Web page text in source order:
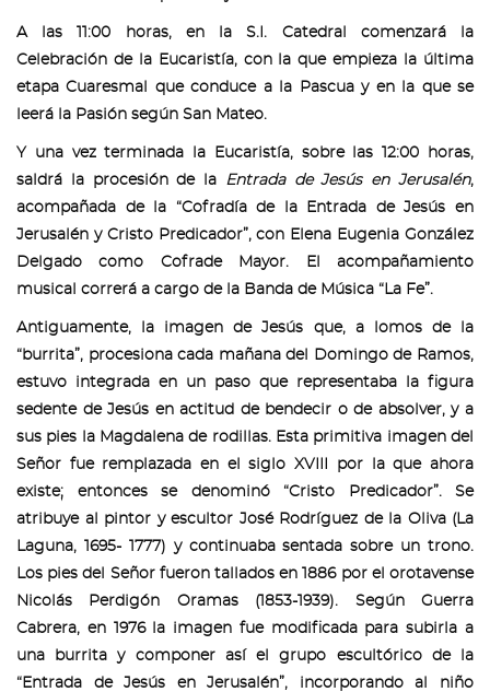
A las 11:00 horas, en la S.I. Catedral comenzará la
Celebración de la Eucaristía, con la que empieza la última
etapa Cuaresmal que conduce a la Pascua y en la que se
leerá la Pasión según San Mateo.
Y una vez terminada la Eucaristía, sobre las 12:00 horas,
saldrá la procesión de la Entrada de Jesús en Jerusalén,
acompañada de la “Cofradía de la Entrada de Jesús en
Jerusalén y Cristo Predicador”, con Elena Eugenia González
Delgado como Cofrade Mayor. El acompañamiento
musical correrá a cargo de la Banda de Música “La Fe”.
Antiguamente, la imagen de Jesús que, a lomos de la
“burrita”, procesiona cada mañana del Domingo de Ramos,
estuvo integrada en un paso que representaba la figura
sedente de Jesús en actitud de bendecir o de absolver, y a
sus pies la Magdalena de rodillas. Esta primitiva imagen del
Señor fue remplazada en el siglo XVIII por la que ahora
existe; entonces se denominó “Cristo Predicador”. Se
atribuye al pintor y escultor José Rodríguez de la Oliva (La
Laguna, 1695- 1777) y continuaba sentada sobre un trono.
Los pies del Señor fueron tallados en 1886 por el orotavense
Nicolás Perdigón Oramas (1853-1939). Según Guerra
Cabrera, en 1976 la imagen fue modificada para subirla a
una burrita y componer así el grupo escultórico de la
“Entrada de Jesús en Jerusalén”, incorporando al niño